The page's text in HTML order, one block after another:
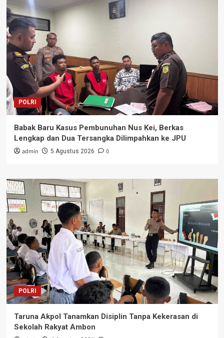
POLRI
Babak Baru Kasus Pembunuhan Nus Kei, Berkas
Lengkap dan Dua Tersangka Dilimpahkan ke JPU
admin 5 Agustus 2026 0
POLRI
Taruna Akpol Tanamkan Disiplin Tanpa Kekerasan di
Sekolah Rakyat Ambon